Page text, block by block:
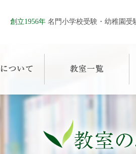
創立1956年 名門小学校受験・幼稚園受